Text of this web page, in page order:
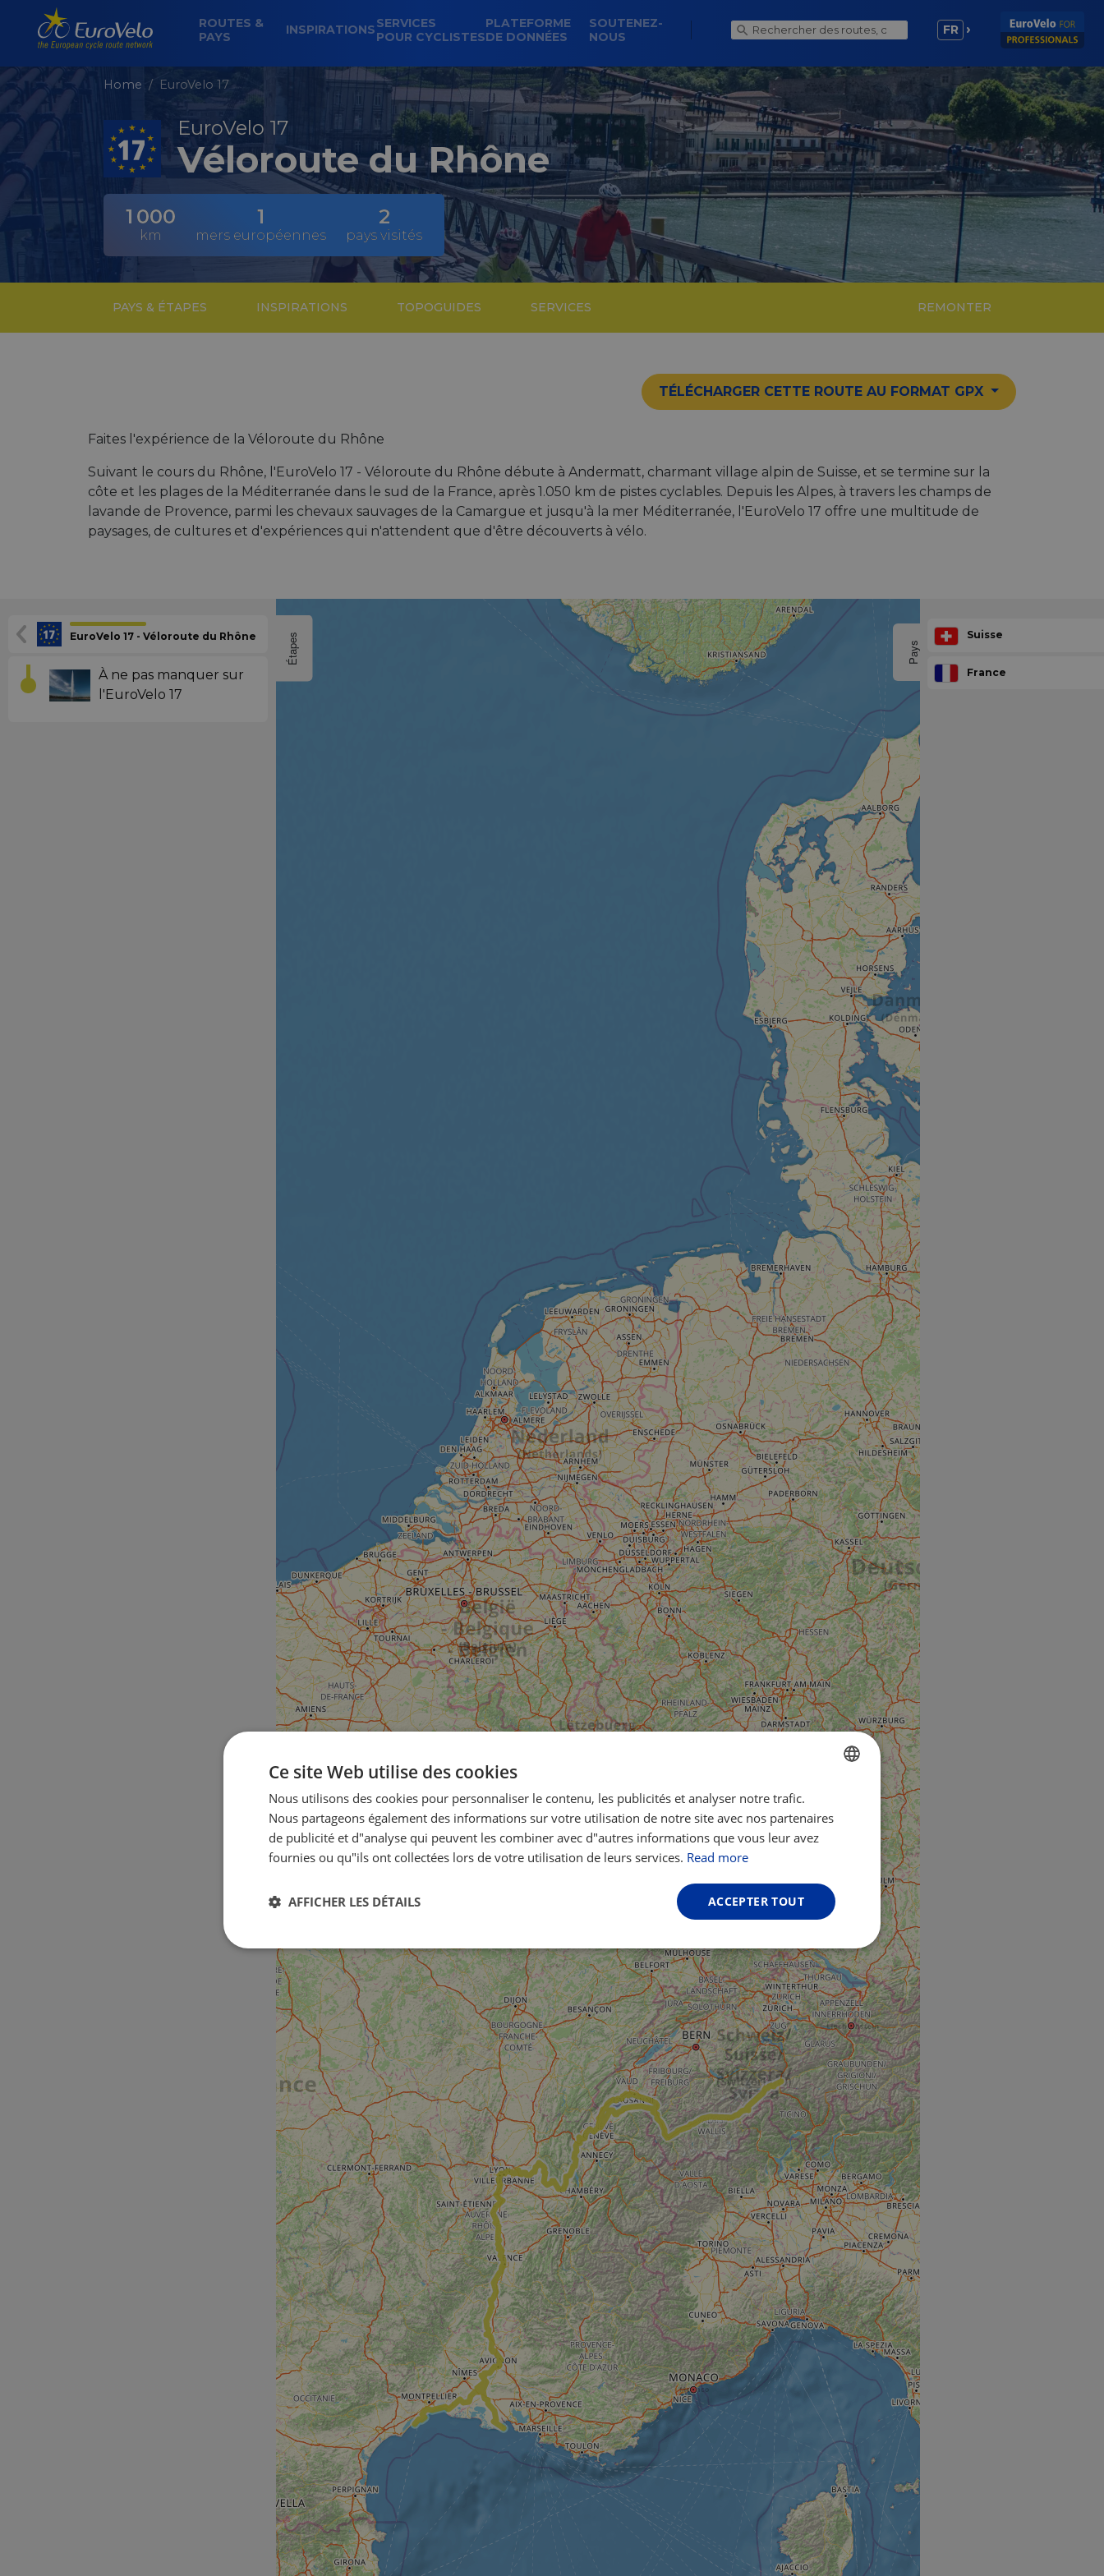
ROUTES &
PAYS
INSPIRATIONSSERVICES
POUR CYCLISTES
PLATEFORME
DE DONNÉES
SOUTENEZ-
NOUS
FR
Home EuroVelo 17
EuroVelo 17
Véloroute du Rhône
1 000
km
1
mers européennes
2
pays visités
PAYS & ÉTAPES INSPIRATIONS TOPOGUIDES SERVICES REMONTER
TÉLÉCHARGER CETTE ROUTE AU FORMAT GPX
Faites l'expérience de la Véloroute du Rhône
Suivant le cours du Rhône, l'EuroVelo 17 - Véloroute du Rhône débute à Andermatt, charmant village alpin de Suisse, et se termine sur la
côte et les plages de la Méditerranée dans le sud de la France, après 1.050 km de pistes cyclables. Depuis les Alpes, à travers les champs de
lavande de Provence, parmi les chevaux sauvages de la Camargue et jusqu'à la mer Méditerranée, l'EuroVelo 17 offre une multitude de
paysages, de cultures et d'expériences qui n'attendent que d'être découverts à vélo.
EuroVelo 17 - Véloroute du Rhône
À ne pas manquer sur
l'EuroVelo 17
Étapes Pays
Suisse
France
FRENCH
Ce site Web utilise des cookies
Nous utilisons des cookies pour personnaliser le contenu, les publicités et analyser notre trafic.
Nous partageons également des informations sur votre utilisation de notre site avec nos partenaires
de publicité et d"analyse qui peuvent les combiner avec d"autres informations que vous leur avez
fournies ou qu"ils ont collectées lors de votre utilisation de leurs services. Read more
ACCEPTER TOUT
AFFICHER LES DÉTAILS
Strictement
nécessaires
Performance Ciblage Fonctionnalité Non classifiés
Strictement nécessaires Performance Ciblage Fonctionnalité Non classifiés
Les cookies strictement nécessaires habilitent des fonctionnalités de base du site Web telles que la connexion des utilisateurs et
la gestion des comptes. Le site Web ne peut pas être utilisé correctement sans les cookies strictement nécessaires.
Nom
Fournisseur /
Domaine
Expiration Description
csrftoken .instagram.com
1 an 1
mois
This cookie is associated with the Django web development
platform for Python. It is designed to help protect a site against
at particular type of software attack on web forms.
cf_chl_rc_i
Cloudflare, Inc.
gleam.io
59
minutes
42
secondes
This cookie is associated with Cloudflare's challenge-response
tests, which are used to ensure that the website's traffic is
legitimate and not coming from automated bots. It is part of
Cloudflare's security features.
__cf_bm
Cloudflare Inc.
.vimeo.com
29
minutes
50
secondes
This cookie is used to distinguish between humans and bots.
This is beneficial for the website, in order to make valid reports
on the use of their website.
__cf_bm
Cloudflare Inc.
.gleam.io
29
minutes
44
secondes
This cookie is used to distinguish between humans and bots.
This is beneficial for the website, in order to make valid reports
on the use of their website.
AWSALBCORS
Amazon.com Inc.
analytics.sitewit.com
1 semaine
For continued stickiness support with CORS use cases after the
Chromium update, we are creating additional stickiness cookies
for each of these duration-based stickiness features named
AWSALBCORS (ALB).
ASP.NET_SessionId
Microsoft
Corporation
analytics.sitewit.com
Session
General purpose platform session cookie, used by sites written
with Miscrosoft .NET based technologies. Usually used to
maintain an anonymised user session by the server.
li_gc
LinkedIn
Corporation
.linkedin.com
semaines
Utilisé pour stocker le consentement des clients à l'utilisation de
cookies à des fins non essentielles
CookieScriptConsent
CookieScript
Ce cookie est utilisé par le service Cookie-Script.com pour
mémoriser les préférences de consentement des visiteurs en
Politique de confidentialité de Google